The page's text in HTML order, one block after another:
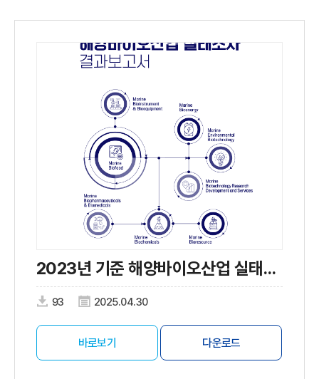
2023년 기준 해양바이오산업 실태조사
93 2025.04.30
바로보기 다운로드